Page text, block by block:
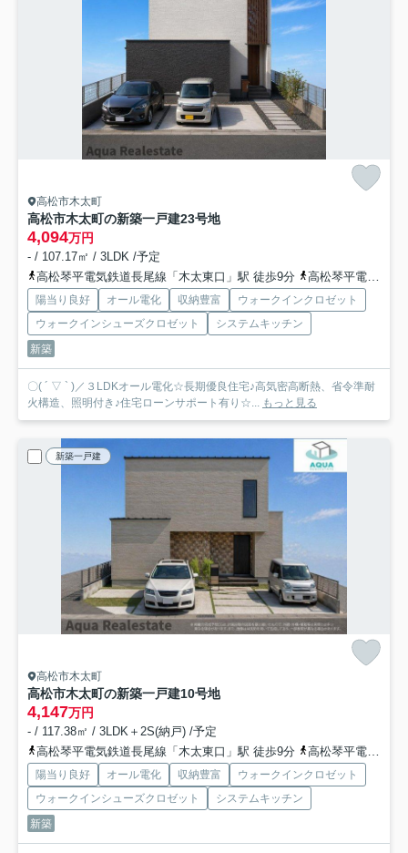
高松市木太町
高松市木太町の新築一戸建23号地
4,094万円
- / 107.17㎡ / 3LDK /予定
高松琴平電気鉄道長尾線「木太東口」駅 徒歩9分
高松琴平電気鉄道長尾線「林道」駅 徒歩11分
陽当り良好 オール電化 収納豊富
ウォークインクロゼット
ウォークインシューズクロゼット
システムキッチン
新築
〇( ´ ▽ ` )／３LDKオール電化☆長期優良住宅♪高気密高断熱、省令準耐
火構造、照明付き♪住宅ローンサポート有り☆... もっと見る
新築一戸建
高松市木太町
高松市木太町の新築一戸建10号地
4,147万円
- / 117.38㎡ / 3LDK＋2S(納戸) /予定
高松琴平電気鉄道長尾線「木太東口」駅 徒歩9分
高松琴平電気鉄道長尾線「林道」駅 徒歩11分
陽当り良好 オール電化 収納豊富
ウォークインクロゼット
ウォークインシューズクロゼット
システムキッチン
新築